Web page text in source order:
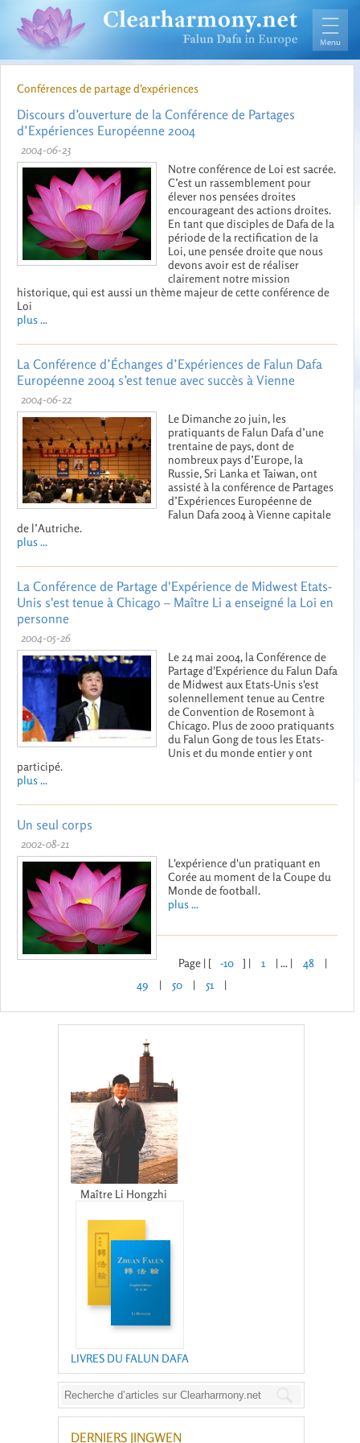
Conférences de partage d'expériences
Discours d’ouverture de la Conférence de Partages
d’Expériences Européenne 2004
2004-06-23
Notre conférence de Loi est sacrée.
C’est un rassemblement pour
élever nos pensées droites
encourageant des actions droites.
En tant que disciples de Dafa de la
période de la rectification de la
Loi, une pensée droite que nous
devons avoir est de réaliser
clairement notre mission
historique, qui est aussi un thème majeur de cette conférence de
Loi
plus ...
La Conférence d’Échanges d’Expériences de Falun Dafa
Européenne 2004 s’est tenue avec succès à Vienne
2004-06-22
Le Dimanche 20 juin, les
pratiquants de Falun Dafa d’une
trentaine de pays, dont de
nombreux pays d’Europe, la
Russie, Sri Lanka et Taiwan, ont
assisté à la conférence de Partages
d’Expériences Européenne de
Falun Dafa 2004 à Vienne capitale
de l’Autriche.
plus ...
La Conférence de Partage d'Expérience de Midwest Etats-
Unis s'est tenue à Chicago – Maître Li a enseigné la Loi en
personne
2004-05-26
Le 24 mai 2004, la Conférence de
Partage d'Expérience du Falun Dafa
de Midwest aux Etats-Unis s'est
solennellement tenue au Centre
de Convention de Rosemont à
Chicago. Plus de 2000 pratiquants
du Falun Gong de tous les Etats-
Unis et du monde entier y ont
participé.
plus ...
Un seul corps
2002-08-21
L'expérience d'un pratiquant en
Corée au moment de la Coupe du
Monde de football.
plus ...
Page | [ -10 ] | 1 | ... | 48
|
49
| 50 | 51 |
Maître Li Hongzhi
LIVRES DU FALUN DAFA
DERNIERS JINGWEN